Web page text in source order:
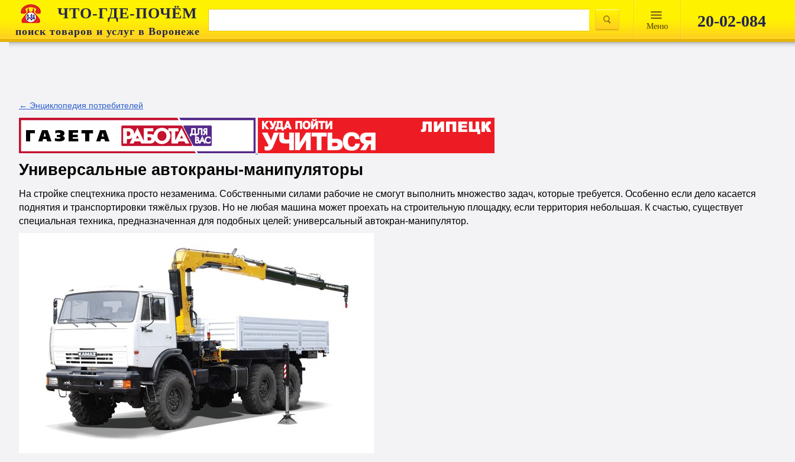
ЧТО-ГДЕ-ПОЧЁМ
поиск товаров и услуг в Воронеже Mеню 20-02-084
← Энциклопедия потребителей
Универсальные автокраны-манипуляторы
На стройке спецтехника просто незаменима. Собственными силами рабочие не смогут выполнить множество задач, которые требуется. Особенно если дело касается
поднятия и транспортировки тяжёлых грузов. Но не любая машина может проехать на строительную площадку, если территория небольшая. К счастью, существует
специальная техника, предназначенная для подобных целей: универсальный автокран-манипулятор.